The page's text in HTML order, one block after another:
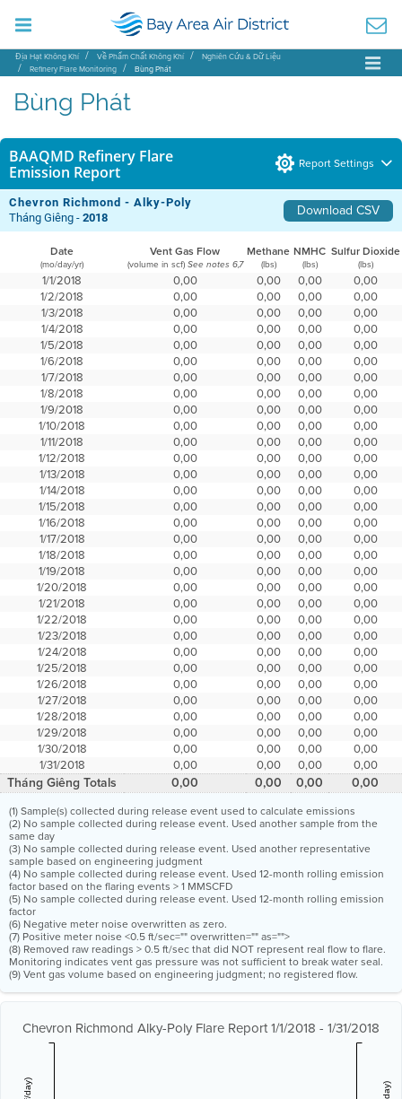
Địa Hạt Không Khí Về Phẩm Chất Không Khí
Nghiên Cứu & Dữ Liệu
Refinery Flare Monitoring
Bùng Phát
Bùng Phát
BAAQMD Refinery Flare
Emission Report
Report Settings
Chevron Richmond - Alky-Poly Download CSV
Tháng Giêng -2018
Date Vent Gas Flow Methane NMHC Sulfur Dioxide
(mo/day/yr) (volume in scf) See notes 6,7 (lbs) (lbs) (lbs)
1/1/2018 0,00 0,00 0,00
0,00
1/2/2018
0,00 0,00 0,00
0,00
1/3/2018
0,00 0,00 0,00
0,00
1/4/2018
0,00 0,00 0,00
0,00
1/5/2018
0,00 0,00 0,00
0,00
1/6/2018
0,00 0,00 0,00
0,00
1/7/2018
0,00 0,00 0,00
0,00
1/8/2018
0,00 0,00 0,00
0,00
1/9/2018
0,00 0,00 0,00
0,00
1/10/2018
0,00 0,00 0,00
0,00
1/11/2018
0,00 0,00 0,00
0,00
1/12/2018
0,00 0,00 0,00
0,00
1/13/2018
0,00 0,00 0,00
0,00
1/14/2018
0,00 0,00 0,00
0,00
1/15/2018
0,00 0,00 0,00
0,00
1/16/2018
0,00 0,00 0,00
0,00
1/17/2018
0,00 0,00 0,00
0,00
1/18/2018
0,00 0,00 0,00
0,00
1/19/2018
0,00 0,00 0,00
0,00
1/20/2018
0,00 0,00 0,00
0,00
1/21/2018
0,00 0,00 0,00
0,00
1/22/2018
0,00 0,00 0,00
0,00
1/23/2018
0,00 0,00 0,00
0,00
1/24/2018
0,00 0,00 0,00
0,00
1/25/2018
0,00 0,00 0,00
0,00
1/26/2018
0,00 0,00 0,00
0,00
1/27/2018
0,00 0,00 0,00
0,00
1/28/2018
0,00 0,00 0,00
0,00
1/29/2018
0,00 0,00 0,00
0,00
1/30/2018
0,00 0,00 0,00
0,00
1/31/2018
0,00 0,00 0,00 0,00
Tháng Giêng Totals 0,00 0,00 0,00 0,00
(1) Sample(s) collected during release event used to calculate emissions
(2) No sample collected during release event. Used another sample from the
same day
(3) No sample collected during release event. Used another representative
sample based on engineering judgment
(4) No sample collected during release event. Used 12-month rolling emission
factor based on the flaring events > 1 MMSCFD
(5) No sample collected during release event. Used 12-month rolling emission
factor
(6) Negative meter noise overwritten as zero.
(7) Positive meter noise <0.5 ft/sec="" overwritten="" as="">
(8) Removed raw readings > 0.5 ft/sec that did NOT represent real flow to flare.
Monitoring indicates vent gas pressure was not sufficient to break water seal.
(9) Vent gas volume based on engineering judgment; no registered flow.
Chevron Richmond Alky-Poly Flare Report 1/1/2018 - 1/31/2018